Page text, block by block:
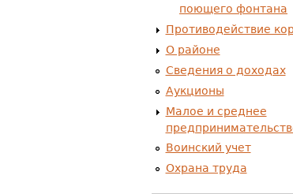
поющего фонтана
Противодействие
О районе
Сведения о доходах
Аукционы
Малое и среднее
Воинский учет
Охрана труда